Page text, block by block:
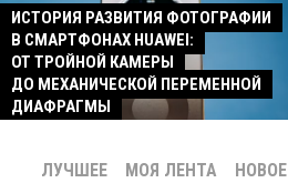
ИСТОРИЯ РАЗВИТИЯ ФОТОГРАФИИ
В СМАРТФОНАХ HUAWEI:
ОТ ТРОЙНОЙ КАМЕРЫ
ДО МЕХАНИЧЕСКОЙ ПЕРЕМЕННОЙ
ДИАФРАГМЫ
ЛУЧШЕЕ МОЯ ЛЕНТА НОВОЕ